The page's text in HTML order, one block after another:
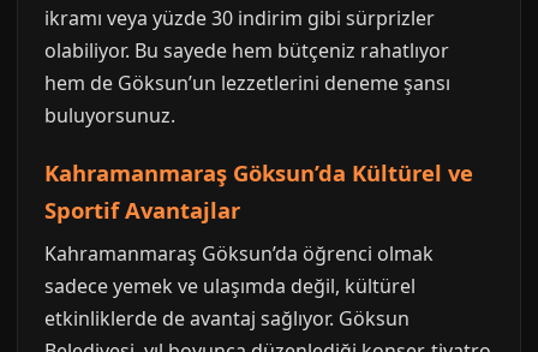
ikramı veya yüzde 30 indirim gibi sürprizler
olabiliyor. Bu sayede hem bütçeniz rahatlıyor
hem de Göksun’un lezzetlerini deneme şansı
buluyorsunuz.
Kahramanmaraş Göksun’da Kültürel ve
Sportif Avantajlar
Kahramanmaraş Göksun’da öğrenci olmak
sadece yemek ve ulaşımda değil, kültürel
etkinliklerde de avantaj sağlıyor. Göksun